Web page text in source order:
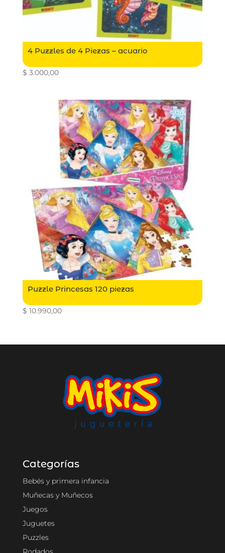
4 Puzzles de 4 Piezas – acuario
$ 3.000,00
Puzzle Princesas 120 piezas
$ 10.990,00
Categorías
Bebés y primera infancia
Muñecas y Muñecos
Juegos
Juguetes
Puzzles